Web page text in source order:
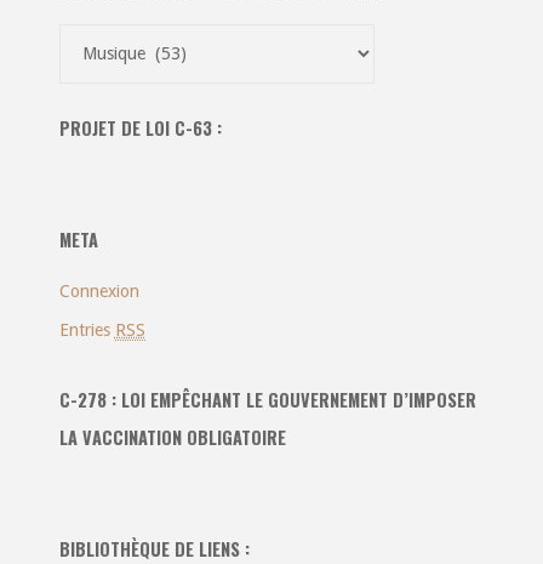
les
PROJET DE LOI C-63 :
META
Connexion
Entries RSS
C-278 : LOI EMPÊCHANT LE GOUVERNEMENT D’IMPOSER
LA VACCINATION OBLIGATOIRE
BIBLIOTHÈQUE DE LIENS :